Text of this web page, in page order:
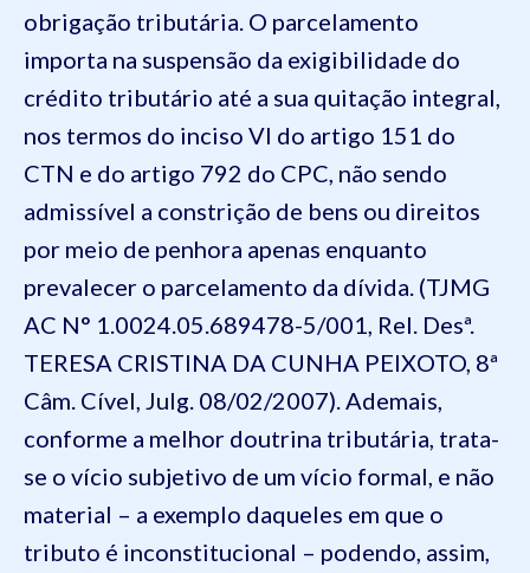
obrigação tributária. O parcelamento
importa na suspensão da exigibilidade do
crédito tributário até a sua quitação integral,
nos termos do inciso VI do artigo 151 do
CTN e do artigo 792 do CPC, não sendo
admissível a constrição de bens ou direitos
por meio de penhora apenas enquanto
prevalecer o parcelamento da dívida. (TJMG
AC N° 1.0024.05.689478-5/001, Rel. Desª.
TERESA CRISTINA DA CUNHA PEIXOTO, 8ª
Câm. Cível, Julg. 08/02/2007). Ademais,
conforme a melhor doutrina tributária, trata-
se o vício subjetivo de um vício formal, e não
material – a exemplo daqueles em que o
tributo é inconstitucional – podendo, assim,